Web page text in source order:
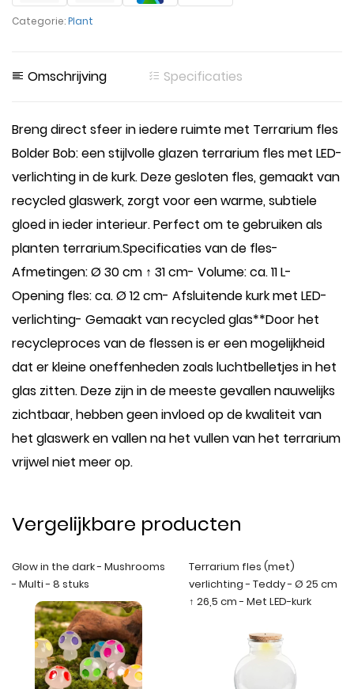
Categorie:Plant
Omschrijving Specificaties
Breng direct sfeer in iedere ruimte met Terrarium fles
Bolder Bob: een stijlvolle glazen terrarium fles met LED-
verlichting in de kurk. Deze gesloten fles, gemaakt van
recycled glaswerk, zorgt voor een warme, subtiele
gloed in ieder interieur. Perfect om te gebruiken als
planten terrarium.Specificaties van de fles-
Afmetingen: Ø 30 cm ↑ 31 cm- Volume: ca. 11 L-
Opening fles: ca. Ø 12 cm- Afsluitende kurk met LED-
verlichting- Gemaakt van recycled glas**Door het
recycleproces van de flessen is er een mogelijkheid
dat er kleine oneffenheden zoals luchtbelletjes in het
glas zitten. Deze zijn in de meeste gevallen nauwelijks
zichtbaar, hebben geen invloed op de kwaliteit van
het glaswerk en vallen na het vullen van het terrarium
vrijwel niet meer op.
Vergelijkbare producten
Glow in the dark - Mushrooms
- Multi - 8 stuks
Terrarium fles (met)
verlichting - Teddy - Ø 25 cm
↑ 26,5 cm - Met LED-kurk